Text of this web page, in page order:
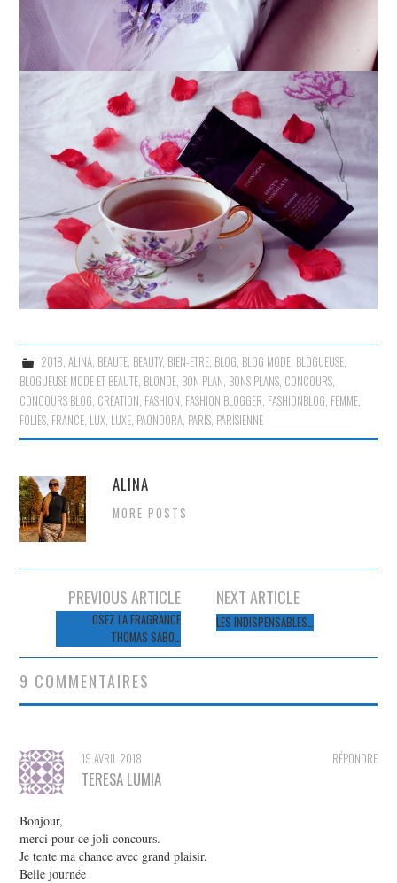
2018, ALINA, BEAUTE, BEAUTY, BIEN-ETRE, BLOG, BLOG MODE, BLOGUEUSE,
BLOGUEUSE MODE ET BEAUTE, BLONDE, BON PLAN, BONS PLANS, CONCOURS,
CONCOURS BLOG, CRÉATION, FASHION, FASHION BLOGGER, FASHIONBLOG, FEMME,
FOLIES, FRANCE, LUX, LUXE, PAONDORA, PARIS, PARISIENNE
ALINA
MORE POSTS
Navigation
articles
PREVIOUS ARTICLE
OSEZ LA FRAGRANCE
THOMAS SABO…
NEXT ARTICLE
LES INDISPENSABLES…
9 COMMENTAIRES
RÉPONDRE
19 AVRIL 2018
TERESA LUMIA
Bonjour,
merci pour ce joli concours.
Je tente ma chance avec grand plaisir.
Belle journée